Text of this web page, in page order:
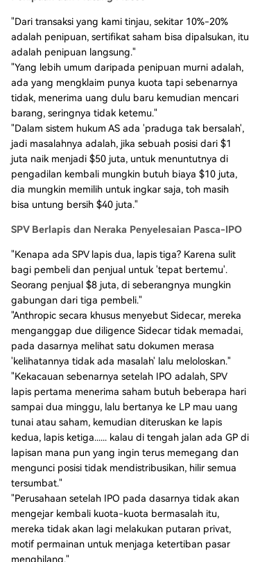
"Dari transaksi yang kami tinjau, sekitar 10%-20%
adalah penipuan, sertifikat saham bisa dipalsukan, itu
adalah penipuan langsung."
"Yang lebih umum daripada penipuan murni adalah,
ada yang mengklaim punya kuota tapi sebenarnya
tidak, menerima uang dulu baru kemudian mencari
barang, seringnya tidak ketemu."
"Dalam sistem hukum AS ada 'praduga tak bersalah',
jadi masalahnya adalah, jika sebuah posisi dari $1
juta naik menjadi $50 juta, untuk menuntutnya di
pengadilan kembali mungkin butuh biaya $10 juta,
dia mungkin memilih untuk ingkar saja, toh masih
bisa untung bersih $40 juta."
SPV Berlapis dan Neraka Penyelesaian Pasca-IPO
"Kenapa ada SPV lapis dua, lapis tiga? Karena sulit
bagi pembeli dan penjual untuk 'tepat bertemu'.
Seorang penjual $8 juta, di seberangnya mungkin
gabungan dari tiga pembeli."
"Anthropic secara khusus menyebut Sidecar, mereka
menganggap due diligence Sidecar tidak memadai,
pada dasarnya melihat satu dokumen merasa
'kelihatannya tidak ada masalah' lalu meloloskan."
"Kekacauan sebenarnya setelah IPO adalah, SPV
lapis pertama menerima saham butuh beberapa hari
sampai dua minggu, lalu bertanya ke LP mau uang
tunai atau saham, kemudian diteruskan ke lapis
kedua, lapis ketiga...... kalau di tengah jalan ada GP di
lapisan mana pun yang ingin terus memegang dan
mengunci posisi tidak mendistribusikan, hilir semua
tersumbat."
"Perusahaan setelah IPO pada dasarnya tidak akan
mengejar kembali kuota-kuota bermasalah itu,
mereka tidak akan lagi melakukan putaran privat,
motif permainan untuk menjaga ketertiban pasar
menghilang."